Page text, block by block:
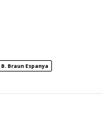
B. Braun Espanya